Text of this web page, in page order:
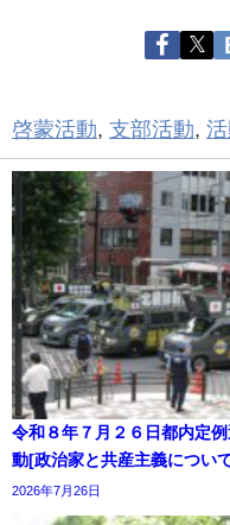
啓蒙活動, 支部活動,
令和８年７月２６日都内定
動[政治家と共産主義につい
2026年7月26日